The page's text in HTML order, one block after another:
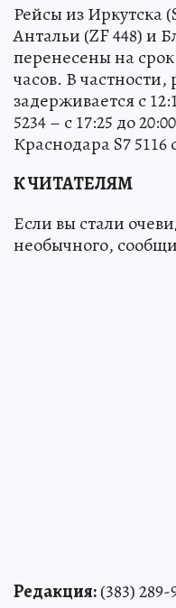
Рейсы из Иркутска
Антальи (ZF 448) и
перенесены на
часов. В частности,
задерживается с
5234 – с 17:25 до
Краснодара S7 5116
К ЧИТАТЕЛЯМ
Если вы стали
необычного,
Редакция:(383)